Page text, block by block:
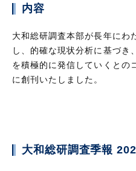
内容
大和総研調査本部が長年にわ
し、的確な現状分析に基づき
を積極的に発信していくとの
に創刊いたしました。
大和総研調査季報